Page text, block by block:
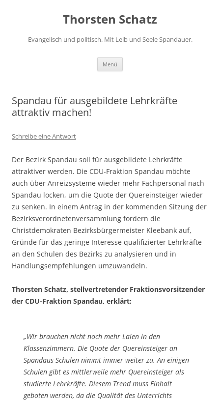
Thorsten Schatz
Evangelisch und politisch. Mit Leib und Seele Spandauer.
Menü
Spandau für ausgebildete Lehrkräfte
attraktiv machen!
Schreibe eine Antwort
Der Bezirk Spandau soll für ausgebildete Lehrkräfte
attraktiver werden. Die CDU-Fraktion Spandau möchte
auch über Anreizsysteme wieder mehr Fachpersonal nach
Spandau locken, um die Quote der Quereinsteiger wieder
zu senken. In einem Antrag in der kommenden Sitzung der
Bezirksverordnetenversammlung fordern die
Christdemokraten Bezirksbürgermeister Kleebank auf,
Gründe für das geringe Interesse qualifizierter Lehrkräfte
an den Schulen des Bezirks zu analysieren und in
Handlungsempfehlungen umzuwandeln.
Thorsten Schatz, stellvertretender Fraktionsvorsitzender
der CDU-Fraktion Spandau, erklärt:
„Wir brauchen nicht noch mehr Laien in den
Klassenzimmern. Die Quote der Quereinsteiger an
Spandaus Schulen nimmt immer weiter zu. An einigen
Schulen gibt es mittlerweile mehr Quereinsteiger als
studierte Lehrkräfte. Diesem Trend muss Einhalt
geboten werden, da die Qualität des Unterrichts